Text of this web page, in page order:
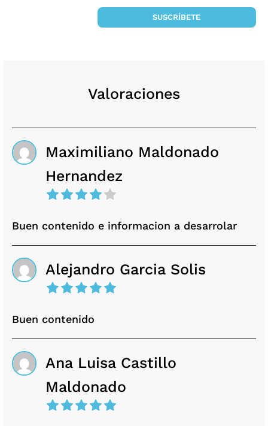
SUSCRÍBETE
Valoraciones
Maximiliano Maldonado
Hernandez
Buen contenido e informacion a desarrolar
Alejandro Garcia Solis
Buen contenido
Ana Luisa Castillo
Maldonado